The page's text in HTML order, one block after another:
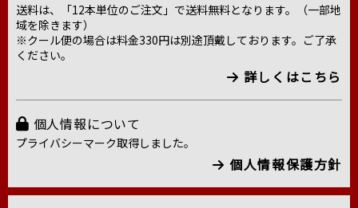
送料は、「12本単位のご注文」で送料無料となります。（一部地
域を除きます）
※クール便の場合は料金330円は別途頂戴しております。ご了承
ください。
詳しくはこちら
個人情報について
プライバシーマーク取得しました。
個人情報保護方針